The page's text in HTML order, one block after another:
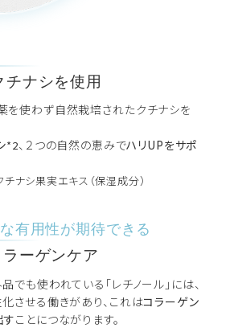
ナシを使用
を使わず自然栽培されたクチナシを
*2、２つの自然の恵みでハリUPをサポ
ナシ果実エキス（保湿成分）
有用性が期待できる
ーゲンケア
でも使われている「レチノール」には、
させる働きがあり、これはコラーゲン
ことにつながります。